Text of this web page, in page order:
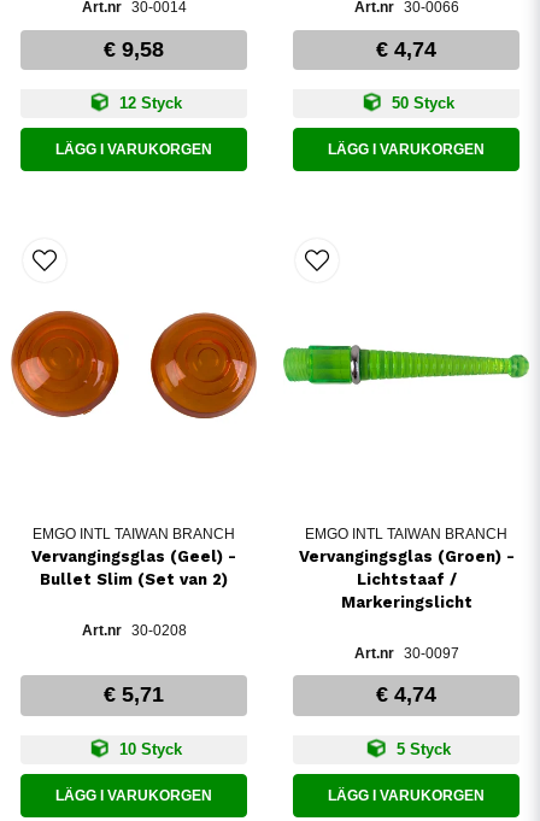
30-0014
€ 9,58
12 Styck
LÄGG I VARUKORGEN
30-0066
€ 4,74
50 Styck
LÄGG I VARUKORGEN
EMGO INTL TAIWAN BRANCH
Vervangingsglas (Geel) -
Bullet Slim (Set van 2)
30-0208
€ 5,71
10 Styck
LÄGG I VARUKORGEN
EMGO INTL TAIWAN BRANCH
Vervangingsglas (Groen) -
Lichtstaaf /
Markeringslicht
30-0097
€ 4,74
5 Styck
LÄGG I VARUKORGEN